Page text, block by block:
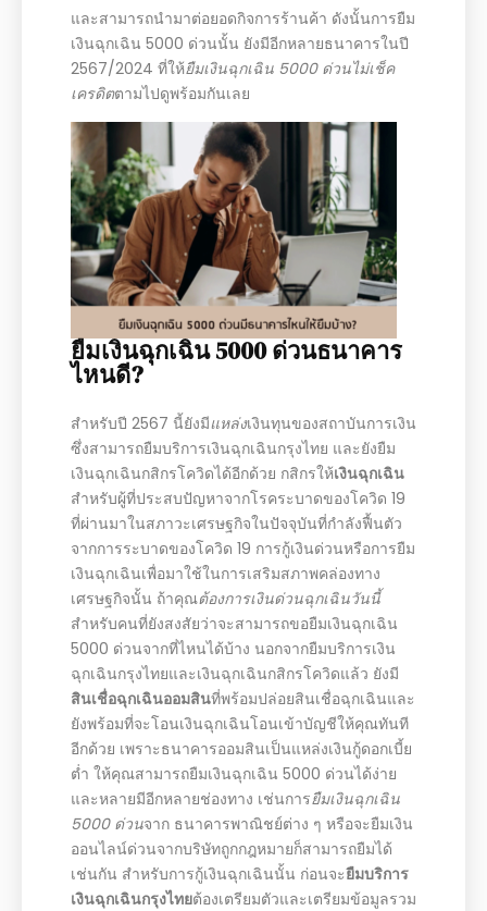
และสามารถนำมาต่อยอดกิจการร้านค้า ดังนั้นการยืม
เงินฉุกเฉิน 5000 ด่วนนั้น ยังมีอีกหลายธนาคารในปี
2567/2024 ที่ให้ยืมเงินฉุกเฉิน 5000 ด่วนไม่เช็ค
เครดิตตามไปดูพร้อมกันเลย
ยืมเงินฉุกเฉิน 5000 ด่วนธนาคาร
ไหนดี?
สำหรับปี 2567 นี้ยังมีแหล่งเงินทุนของสถาบันการเงิน
ซึ่งสามารถยืมบริการเงินฉุกเฉินกรุงไทย และยังยืม
เงินฉุกเฉินกสิกรโควิดได้อีกด้วย กสิกรให้เงินฉุกเฉิน
สำหรับผู้ที่ประสบปัญหาจากโรคระบาดของโควิด 19
ที่ผ่านมาในสภาวะเศรษฐกิจในปัจจุบันที่กำลังฟื้นตัว
จากการระบาดของโควิด 19 การกู้เงินด่วนหรือการยืม
เงินฉุกเฉินเพื่อมาใช้ในการเสริมสภาพคล่องทาง
เศรษฐกิจนั้น ถ้าคุณต้องการเงินด่วนฉุกเฉินวันนี้
สำหรับคนที่ยังสงสัยว่าจะสามารถขอยืมเงินฉุกเฉิน
5000 ด่วนจากที่ไหนได้บ้าง นอกจากยืมบริการเงิน
ฉุกเฉินกรุงไทยและเงินฉุกเฉินกสิกรโควิดแล้ว ยังมี
สินเชื่อฉุกเฉินออมสินที่พร้อมปล่อยสินเชื่อฉุกเฉินและ
ยังพร้อมที่จะโอนเงินฉุกเฉินโอนเข้าบัญชีให้คุณทันที
อีกด้วย เพราะธนาคารออมสินเป็นแหล่งเงินกู้ดอกเบี้ย
ต่ำ ให้คุณสามารถยืมเงินฉุกเฉิน 5000 ด่วนได้ง่าย
และหลายมีอีกหลายช่องทาง เช่นการยืมเงินฉุกเฉิน
5000 ด่วนจาก ธนาคารพาณิชย์ต่าง ๆ หรือจะยืมเงิน
ออนไลน์ด่วนจากบริษัทถูกกฎหมายก็สามารถยืมได้
เช่นกัน สำหรับการกู้เงินฉุกเฉินนั้น ก่อนจะยืมบริการ
เงินฉุกเฉินกรุงไทยต้องเตรียมตัวและเตรียมข้อมูลรวม